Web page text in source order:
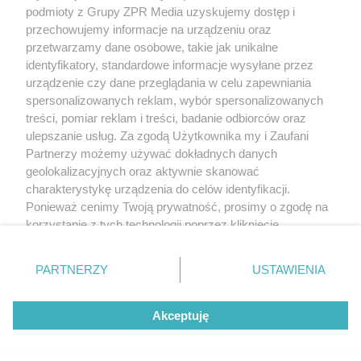
rozpowszechniany lub dalej rozpowszechniany w jakikolwiek sposób (w
tym także elektroniczny lub mechaniczny) na jakimkolwiek polu
eksploatacji w jakiejkolwiek formie, włącznie z umieszczaniem w Internecie
bez pisemnej zgody właściciela praw. Jakiekolwiek użycie lub
wykorzystanie utworów w całości lub w części z naruszeniem prawa, tzn.
bez właściwej zgody, jest zabronione pod groźbą kary i może być ścigane
prawnie.
O nas
podmioty z Grupy ZPR Media uzyskujemy dostęp i
przechowujemy informacje na urządzeniu oraz
przetwarzamy dane osobowe, takie jak unikalne
identyfikatory, standardowe informacje wysyłane przez
urządzenie czy dane przeglądania w celu zapewniania
spersonalizowanych reklam, wybór spersonalizowanych
treści, pomiar reklam i treści, badanie odbiorców oraz
ulepszanie usług. Za zgodą Użytkownika my i Zaufani
Partnerzy możemy używać dokładnych danych
geolokalizacyjnych oraz aktywnie skanować
charakterystykę urządzenia do celów identyfikacji.
Ponieważ cenimy Twoją prywatność, prosimy o zgodę na
korzystanie z tych technologii poprzez kliknięcie
zmienić/wycofać klikając przycisk ustawień prywatności
znajdujący się w lewym dolnym rogu strony
rodzaje przetwarzania danych nie wymagają zgody
użytkownika, ale masz prawo sprzeciwić się takiemu
przetwarzaniu. Preferencje będą miały zastosowanie tylko
PARTNERZY USTAWIENIA
Akceptuję